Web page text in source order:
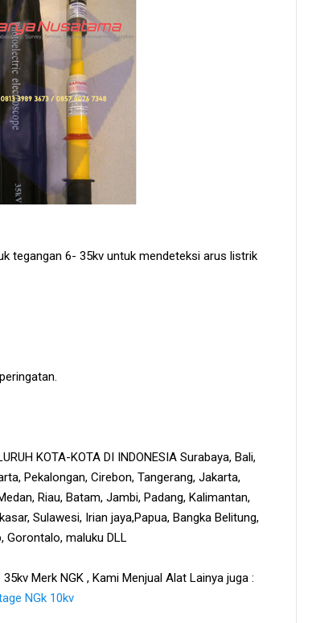
tegangan 6- 35kv untuk mendeteksi arus listrik
KOTA-KOTA DI INDONESIA Surabaya, Bali,
Pekalongan, Cirebon, Tangerang, Jakarta,
Riau, Batam, Jambi, Padang, Kalimantan,
Sulawesi, Irian jaya,Papua, Bangka Belitung,
Gorontalo, maluku DLL
Merk NGK , Kami Menjual Alat Lainya juga :
NGk 10kv